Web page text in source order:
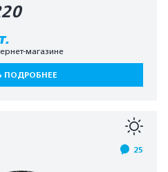
магазине
ПОДРОБНЕЕ
25